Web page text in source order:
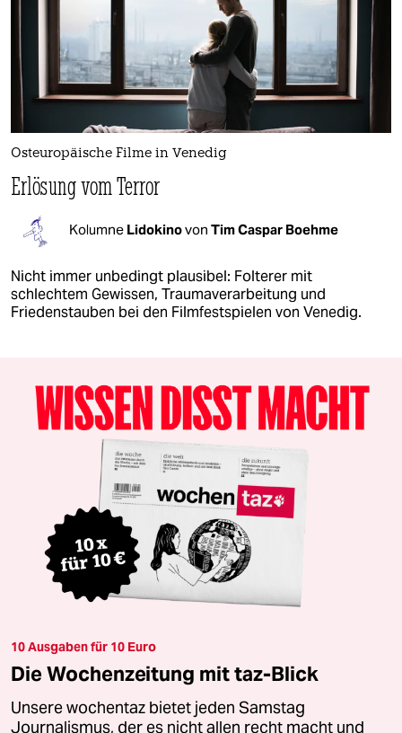
Osteuropäische Filme in Venedig
Erlösung vom Terror
Kolumne Lidokinovon Tim Caspar Boehme
Nicht immer unbedingt plausibel: Folterer mit
schlechtem Gewissen, Traumaverarbeitung und
Friedenstauben bei den Filmfestspielen von Venedig.
10 Ausgaben für 10 Euro
Die Wochenzeitung mit taz-Blick
Unsere wochentaz bietet jeden Samstag
Journalismus, der es nicht allen recht macht und